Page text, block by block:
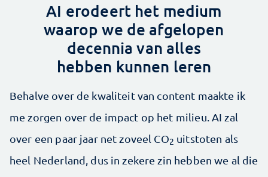
AI erodeert het medium
waarop we de afgelopen
decennia van alles
hebben kunnen leren
Behalve over de kwaliteit van content maakte ik
me zorgen over de impact op het milieu. AI zal
over een paar jaar net zoveel CO2 uitstoten als
heel Nederland, dus in ­zekere zin hebben we al die